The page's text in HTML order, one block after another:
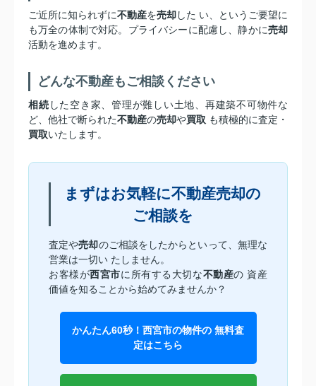
ご近所に知られずに不動産を売却 した い、というご要望に
も万全の体制で対応。プライバシーに配慮し、静かに売却
活動を進めます。
どんな不動産もご相談ください
相続 した空き家、管理が難しい土地、再建築不可物件な
ど、他社で断られた不動産の売却や買取 も積極的に査定・
買取いたします。
まずはお気軽に不動産売却の
ご相談を
査定や売却のご相談をしたからといって、無理な
営業は一切い たしません。
お客様が西宮市に所有する大切な不動産の 資産
価値を知ることから始めてみませんか？
かんたん60秒！西宮市の物件の 無料査
定はこちら